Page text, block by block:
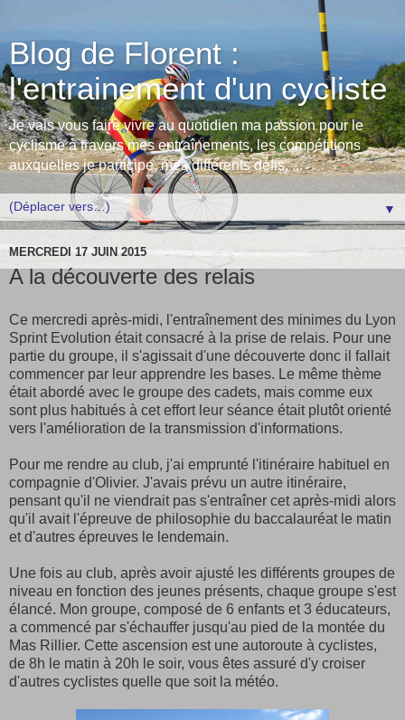
Blog de Florent :
l'entrainement d'un cycliste
Je vais vous faire vivre au quotidien ma passion pour le
cyclisme à travers mes entraînements, les compétitions
auxquelles je participe, mes différents défis, ...
▼
MERCREDI 17 JUIN 2015
A la découverte des relais
Ce mercredi après-midi, l'entraînement des minimes du Lyon
Sprint Evolution était consacré à la prise de relais. Pour une
partie du groupe, il s'agissait d'une découverte donc il fallait
commencer par leur apprendre les bases. Le même thème
était abordé avec le groupe des cadets, mais comme eux
sont plus habitués à cet effort leur séance était plutôt orienté
vers l'amélioration de la transmission d'informations.
Pour me rendre au club, j'ai emprunté l'itinéraire habituel en
compagnie d'Olivier. J'avais prévu un autre itinéraire,
pensant qu'il ne viendrait pas s'entraîner cet après-midi alors
qu'il avait l'épreuve de philosophie du baccalauréat le matin
et d'autres épreuves le lendemain.
Une fois au club, après avoir ajusté les différents groupes de
niveau en fonction des jeunes présents, chaque groupe s'est
élancé. Mon groupe, composé de 6 enfants et 3 éducateurs,
a commencé par s'échauffer jusqu'au pied de la montée du
Mas Rillier. Cette ascension est une autoroute à cyclistes,
de 8h le matin à 20h le soir, vous êtes assuré d'y croiser
d'autres cyclistes quelle que soit la météo.